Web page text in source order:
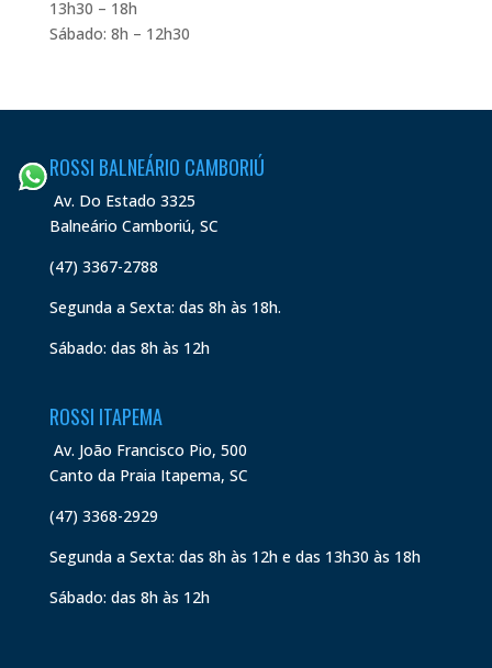
13h30 – 18h
Sábado: 8h – 12h30
ROSSI BALNEÁRIO CAMBORIÚ
Av. Do Estado 3325
Balneário Camboriú, SC
(47) 3367-2788
Segunda a Sexta: das 8h às 18h.
Sábado: das 8h às 12h
ROSSI ITAPEMA
Av. João Francisco Pio, 500
Canto da Praia Itapema, SC
(47) 3368-2929
Segunda a Sexta: das 8h às 12h e das 13h30 às 18h
Sábado: das 8h às 12h